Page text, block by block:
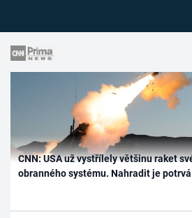
CNN: USA už vystřílely většinu raket
obranného systému. Nahradit je